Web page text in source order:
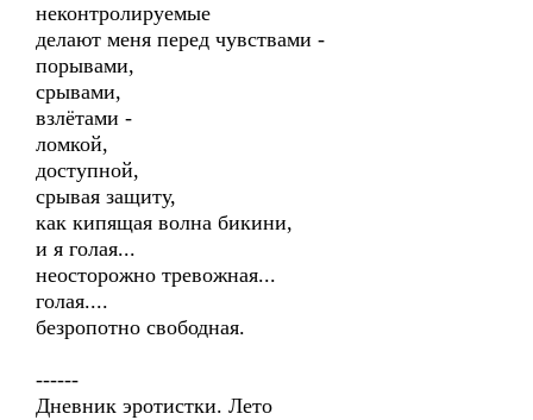
неконтролируемые
делают меня перед чувствами -
порывами,
срывами,
взлётами -
ломкой,
доступной,
срывая защиту,
как кипящая волна бикини,
и я голая...
неосторожно тревожная...
голая....
безропотно свободная.
------
Дневник эротистки. Лето